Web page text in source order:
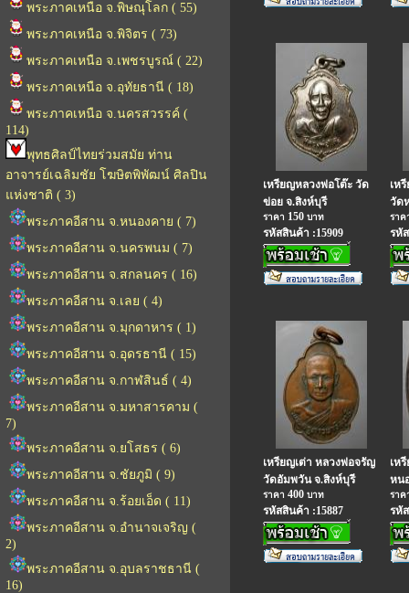
พระภาคเหนือ จ.พิษณุโลก ( 55)
พระภาคเหนือ จ.พิจิตร ( 73)
พระภาคเหนือ จ.เพชรบูรณ์ ( 22)
พระภาคเหนือ จ.อุทัยธานี ( 18)
พระภาคเหนือ จ.นครสวรรค์ (
114)
พุทธศิลป์ไทยร่วมสมัย ท่าน
อาจารย์เฉลิมชัย โฆษิตพิพัฒน์ ศิลปิน
แห่งชาติ ( 3)
พระภาคอีสาน จ.หนองคาย ( 7)
พระภาคอีสาน จ.นครพนม ( 7)
พระภาคอีสาน จ.สกลนคร ( 16)
พระภาคอีสาน จ.เลย ( 4)
พระภาคอีสาน จ.มุกดาหาร ( 1)
พระภาคอีสาน จ.อุดรธานี ( 15)
พระภาคอีสาน จ.กาฬสินธ์ ( 4)
พระภาคอีสาน จ.มหาสารคาม (
7)
พระภาคอีสาน จ.ยโสธร ( 6)
พระภาคอีสาน จ.ชัยภูมิ ( 9)
พระภาคอีสาน จ.ร้อยเอ็ด ( 11)
พระภาคอีสาน จ.อำนาจเจริญ (
2)
พระภาคอีสาน จ.อุบลราชธานี (
16)
เหรียญหลวงพ่อโต๊ะ วัด
ข่อย จ.สิงห์บุรี
ราคา 150 บาท
รหัสสินค้า :15909
เห
วัด
รา
รหั
เหรียญเต่า หลวงพ่อจรัญ
วัดอัมพวัน จ.สิงห์บุรี
ราคา 400 บาท
รหัสสินค้า :15887
เห
หน
รา
รหั